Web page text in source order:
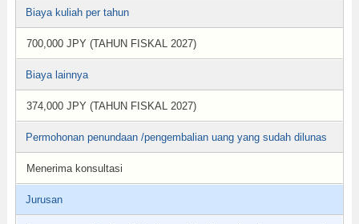
Biaya kuliah per tahun
700,000 JPY (TAHUN FISKAL 2027)
Biaya lainnya
374,000 JPY (TAHUN FISKAL 2027)
Permohonan penundaan /pengembalian uang yang sudah dilunas
Menerima konsultasi
Jurusan